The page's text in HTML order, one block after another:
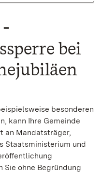
bei
besonderen
kann Ihre Gemeinde
an Mandatsträger,
Staatsministerium und
Sie ohne Begründung